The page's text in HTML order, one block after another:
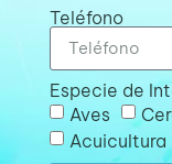
Teléfono
Especie de
Aves
Acuicultura